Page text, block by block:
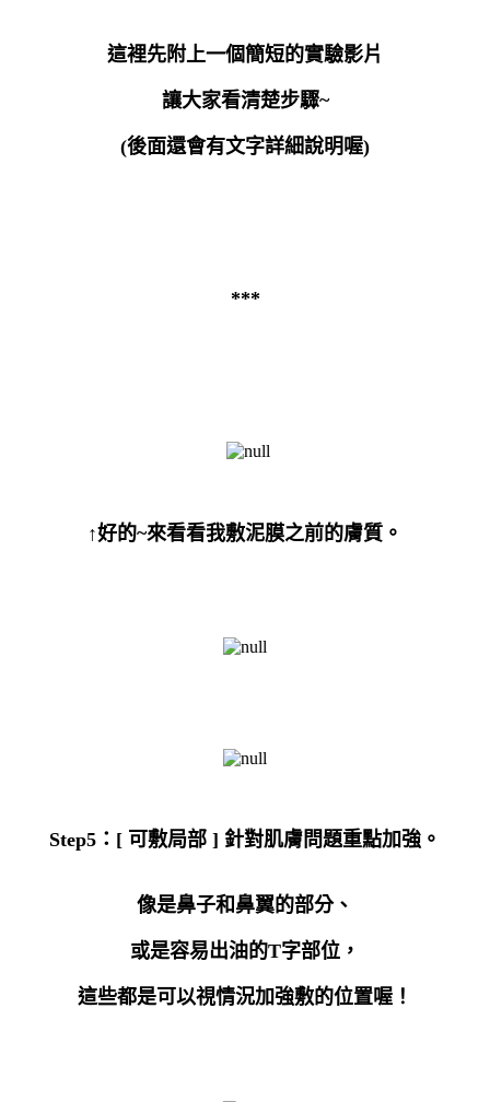
這裡先附上一個簡短的實驗影片
讓大家看清楚步驟~
(後面還會有文字詳細說明喔)
***
↑好的~來看看我敷泥膜之前的膚質。
Step5 ： [ 可敷局部 ] 針對肌膚問題重點加強。
像是鼻子和鼻翼的部分、
或是容易出油的T字部位，
這些都是可以視情況加強敷的位置喔！